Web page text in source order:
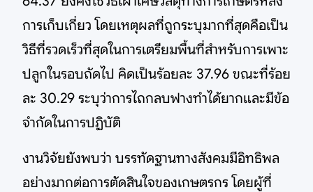
การเก็บเกี่ยว โดยเหตุผลที่ถูกระบุมากที่สุดคือเป็น
วิธีที่รวดเร็วที่สุดในการเตรียมพื้นที่สำหรับการเพาะ
ปลูกในรอบถัดไป คิดเป็นร้อยละ 37.96 ขณะที่ร้อย
ละ 30.29 ระบุว่าการไถกลบฟางทำได้ยากและมีข้อ
จำกัดในการปฏิบัติ
งานวิจัยยังพบว่า บรรทัดฐานทางสังคมมีอิทธิพล
อย่างมากต่อการตัดสินใจของเกษตรกร โดยผู้ที่